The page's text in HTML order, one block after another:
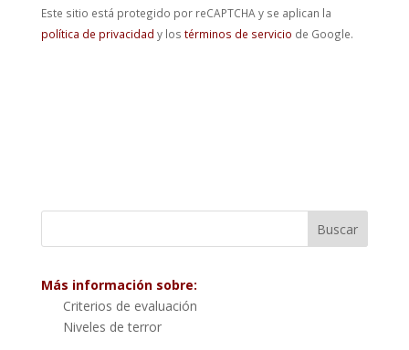
Este sitio está protegido por reCAPTCHA y se aplican la
política de privacidad y los términos de servicio de Google.
Más información sobre:
Criterios de evaluación
Niveles de terror